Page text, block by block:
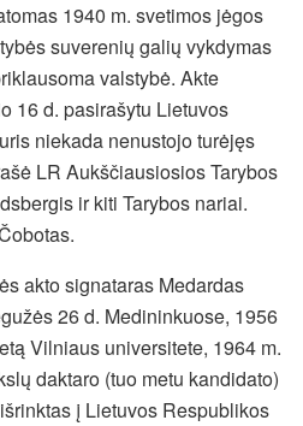
1940 m. svetimos jėgos
suverenių galių vykdymas
valstybė. Akte
16 d. pasirašytu Lietuvos
niekada nenustojo turėjęs
LR Aukščiausiosios Tarybos
ir kiti Tarybos nariai.
akto signataras Medardas
26 d. Medininkuose, 1956
Vilniaus universitete, 1964 m.
daktaro (tuo metu kandidato)
į Lietuvos Respublikos